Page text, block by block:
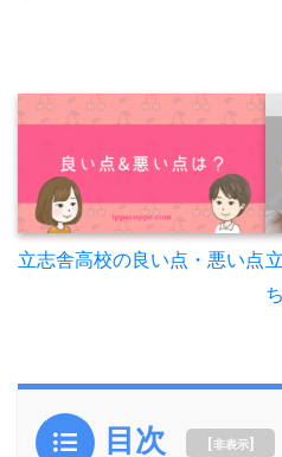
立志舎高校の良い点・悪い点
目次 [非表示]